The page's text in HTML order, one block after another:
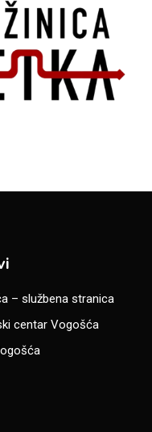
– službena stranica
centar Vogošća